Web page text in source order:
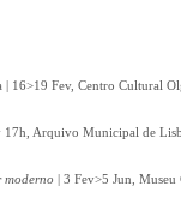
16>19 Fev, Centro Cultural
17h, Arquivo Municipal de
moderno | 3 Fev>5 Jun,